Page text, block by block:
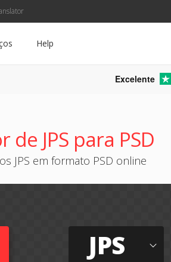
Help
Excelente
de JPS para PSD
JPS em formato PSD online
JPS